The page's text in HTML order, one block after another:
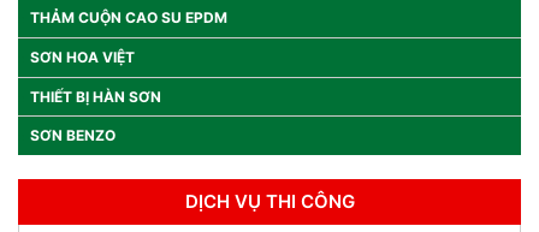
THẢM CUỘN CAO SU EPDM
SƠN HOA VIỆT
THIẾT BỊ HÀN SƠN
SƠN BENZO
DỊCH VỤ THI CÔNG